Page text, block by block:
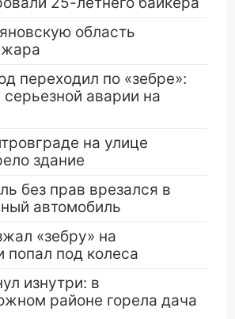
область
жара
переходил по «зебре»:
аварии на
на улице
здание
без прав врезался в
автомобиль
«зебру» на
попал под колеса
изнутри: в
районе горела дача